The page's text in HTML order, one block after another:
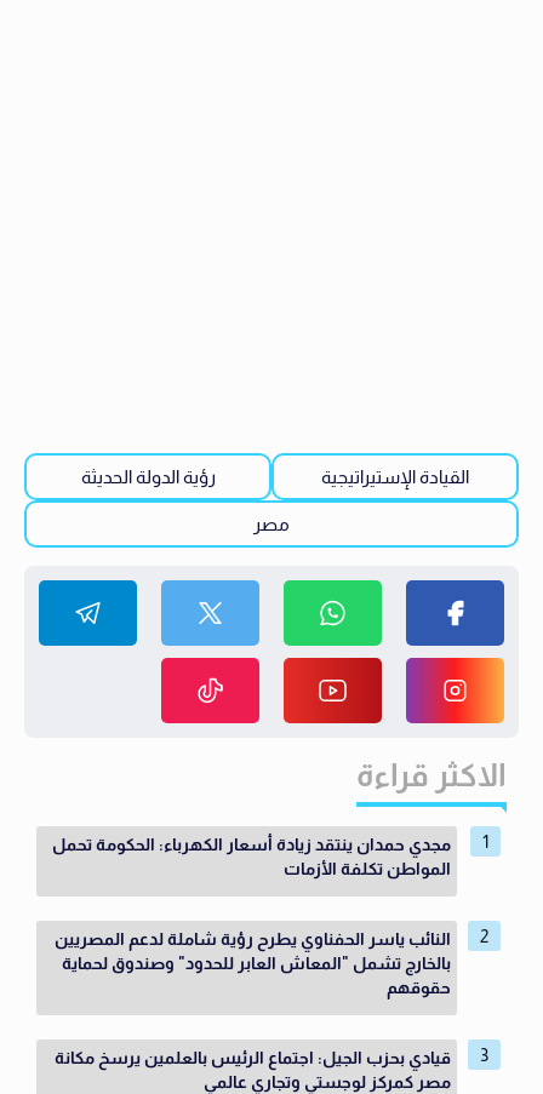
القيادة الإستيراتيجية رؤية الدولة الحديثة
مصر
الاكثر قراءة
مجدي حمدان ينتقد زيادة أسعار الكهرباء: الحكومة تحمل
المواطن تكلفة الأزمات
النائب ياسر الحفناوي يطرح رؤية شاملة لدعم المصريين
بالخارج تشمل "المعاش العابر للحدود" وصندوق لحماية
حقوقهم
قيادي بحزب الجيل: اجتماع الرئيس بالعلمين يرسخ مكانة
مصر كمركز لوجستي وتجاري عالمي